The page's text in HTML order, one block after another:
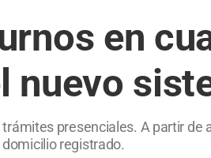
en
nuevo
presenciales. A partir
registrado.